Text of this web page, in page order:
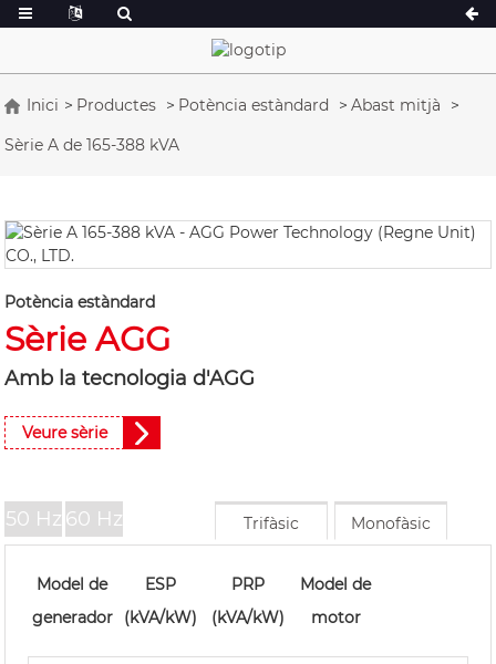
Inici Productes Potència estàndard
Abast mitjà
Sèrie A de 165-388 kVA
Potència estàndard
Sèrie AGG
Amb la tecnologia d'AGG
Veure sèrie
50 Hz 60 Hz Monofàsic
Trifàsic
Model de
generador
ESP
(kVA/kW)
PRP
(kVA/kW)
Model de
motor
Sèrie A 16,5-150 kVA
Sèrie P 10-220 kVA
Sèrie K de 7 a 49 kVA
Sèrie V 94-285 kVA
Sèrie P 250-